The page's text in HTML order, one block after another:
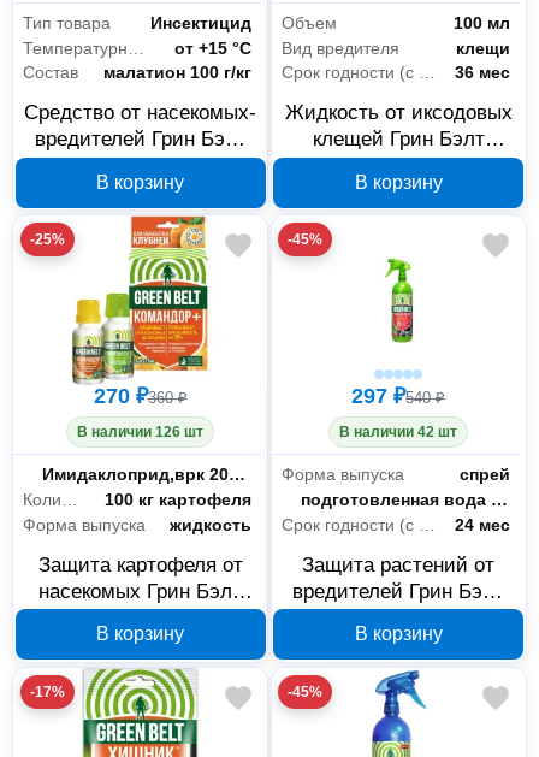
Тип товара
Инсектицид
от +15 °С
Состав
малатион 100 г/кг
Средство от насекомых-
вредителей Грин Бэлт
В корзину
Объем
100 мл
Вид вредителя
клещи
Срок годности (с даты изготовления)
36 мес
Жидкость от иксодовых
клещей Грин Бэлт
02-766
В корзину
-25%
270 ₽360 ₽
В наличии 126 шт
Состав
Имидаклоприд,врк 200 г/л+Калиевые соли гуминовых кислот 80 г/л
Количество обрабатываемых растений
100 кг картофеля
Форма выпуска
жидкость
Защита картофеля от
насекомых Грин Бэлт
2х25 мл 01-917
В корзину
-45%
297 ₽540 ₽
В наличии 42 шт
Форма выпуска
спрей
Состав
подготовленная вода 98 %, концентрат жидкого калийного мыла на основе жирных кислот 2 %
24 мес
Защита растений от
вредителей Грин Бэлт
01-686
В корзину
-17% -45%